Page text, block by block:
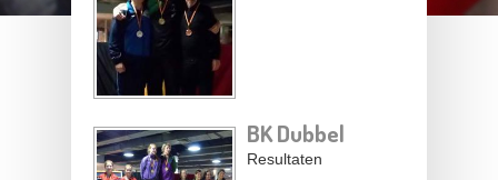
BK Dubbel
Resultaten